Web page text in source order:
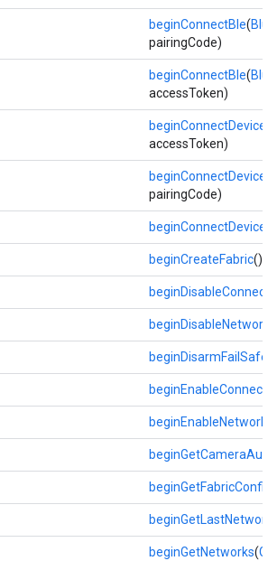
beginConnectBle(
pairingCode)
beginConnectBle(
accessToken)
beginConnectDevice
accessToken)
beginConnectDevice
pairingCode)
beginConnectDevice
beginCreateFabric()
beginDisableNetwork
beginDisarmFailSafe
beginEnableNetwork
beginGetFabricConfig
beginGetNetworks(